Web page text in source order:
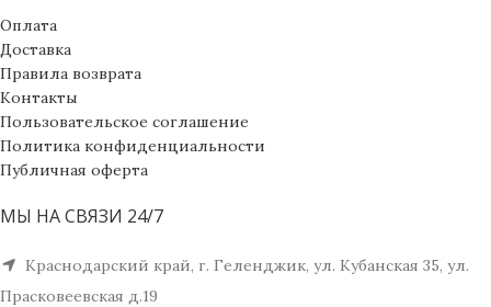
Оплата
Доставка
Правила возврата
Контакты
Пользовательское соглашение
Политика конфиденциальности
Публичная оферта
МЫ НА СВЯЗИ 24/7
Краснодарский край, г. Геленджик, ул. Кубанская 35, ул.
Прасковеевская д.19